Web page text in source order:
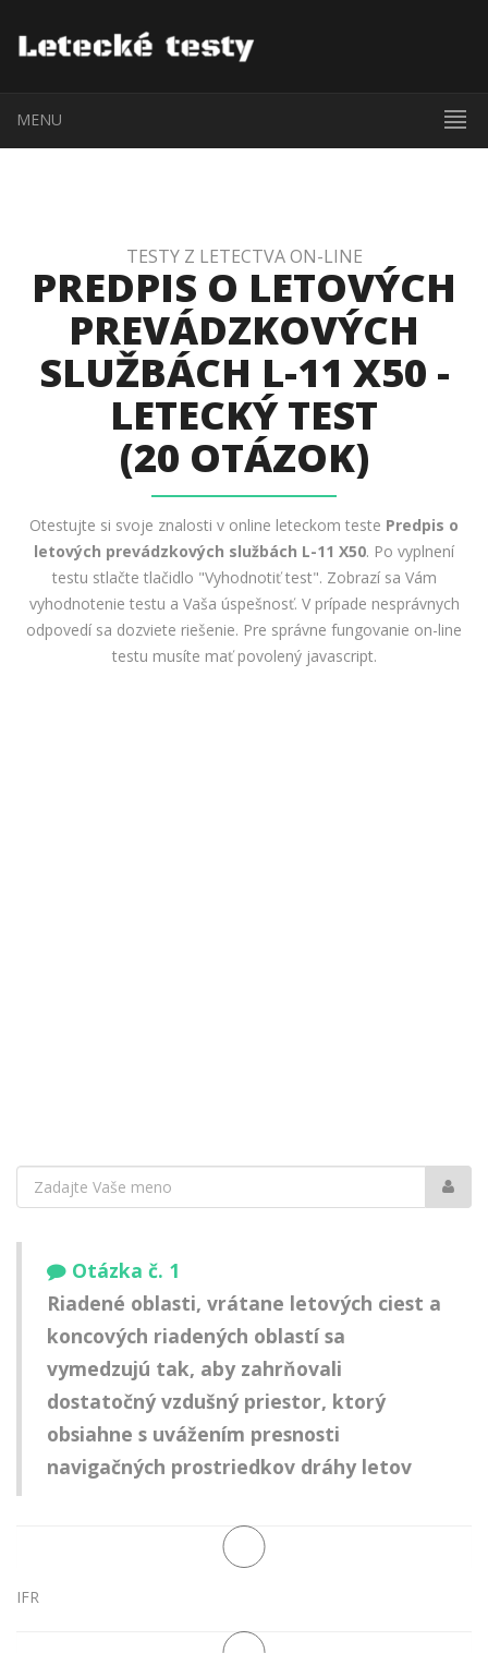
MENU
TESTY Z LETECTVA ON-LINE
PREDPIS O LETOVÝCH
PREVÁDZKOVÝCH
SLUŽBÁCH L-11 X50 -
LETECKÝ TEST
(20 OTÁZOK)
Otestujte si svoje znalosti v online leteckom teste Predpis o
letových prevádzkových službách L-11 X50. Po vyplnení
testu stlačte tlačidlo "Vyhodnotiť test". Zobrazí sa Vám
vyhodnotenie testu a Vaša úspešnosť. V prípade nesprávnych
odpovedí sa dozviete riešenie. Pre správne fungovanie on-line
testu musíte mať povolený javascript.
Vaše
meno:
Otázka č. 1
Riadené oblasti, vrátane letových ciest a
koncových riadených oblastí sa
vymedzujú tak, aby zahrňovali
dostatočný vzdušný priestor, ktorý
obsiahne s uvážením presnosti
navigačných prostriedkov dráhy letov
IFR